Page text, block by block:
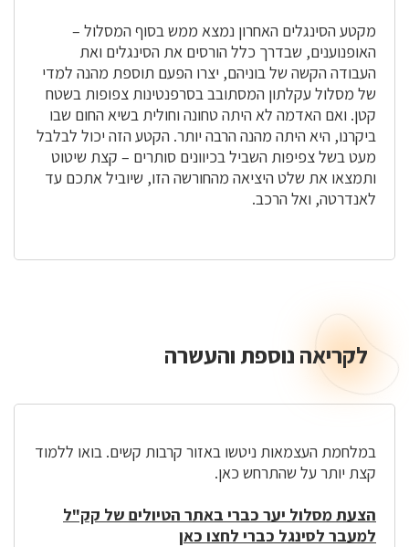
מקטע הסינגלים האחרון נמצא ממש בסוף המסלול –
האופנוענים, שבדרך כלל הורסים את הסינגלים ואת
העבודה הקשה של בוניהם, יצרו הפעם תוספת מהנה למדי
של מסלול עקלתון המסתובב בסרפנטינות צפופות בשטח
קטן. ואם האדמה לא היתה טחונה וחולית בשיא החום שבו
ביקרנו, היא היתה מהנה הרבה יותר. הקטע הזה יכול לבלבל
מעט בשל צפיפות השביל בכיוונים סותרים – קצת שיטוט
ותמצאו את שלט היציאה מהחורשה הזו, שיוביל אתכם עד
לאנדרטה, ואל הרכב.
לקריאהלקריאה נוספת והעשרה
במלחמת העצמאות ניטשו באזור קרבות קשים. בואו ללמוד
קצת יותר על שהתרחש כאן.
הצעת מסלול יער כברי באתר הטיולים של קק"ל
למעבר לסינגל כברי לחצו כאן